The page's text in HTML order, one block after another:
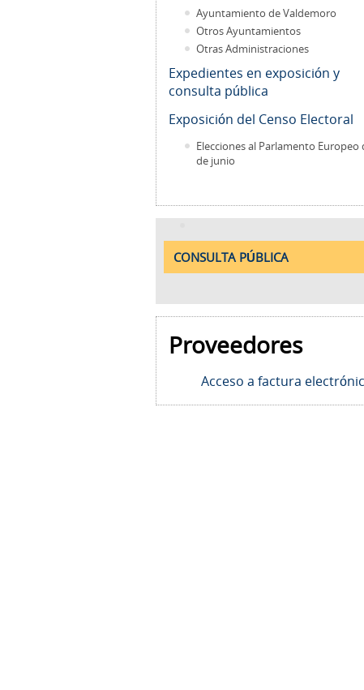
Ayuntamiento de Valdemoro
Otros Ayuntamientos
Otras Administraciones
Expedientes en exposición y
consulta pública
Exposición del Censo Electoral
Elecciones al Parlamento Europeo
de junio
CONSULTA PÚBLICA
Proveedores
Acceso a factura